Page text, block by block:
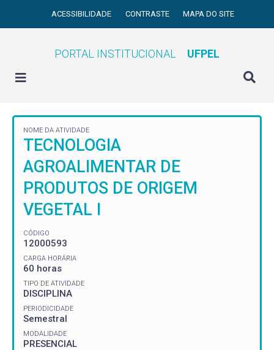
ACESSIBILIDADE CONTRASTE MAPA DO SITE
PORTAL INSTITUCIONAL UFPEL
NOME DA ATIVIDADE
TECNOLOGIA
AGROALIMENTAR DE
PRODUTOS DE ORIGEM
VEGETAL I
CÓDIGO
12000593
CARGA HORÁRIA
60 horas
TIPO DE ATIVIDADE
DISCIPLINA
PERIODICIDADE
Semestral
MODALIDADE
PRESENCIAL